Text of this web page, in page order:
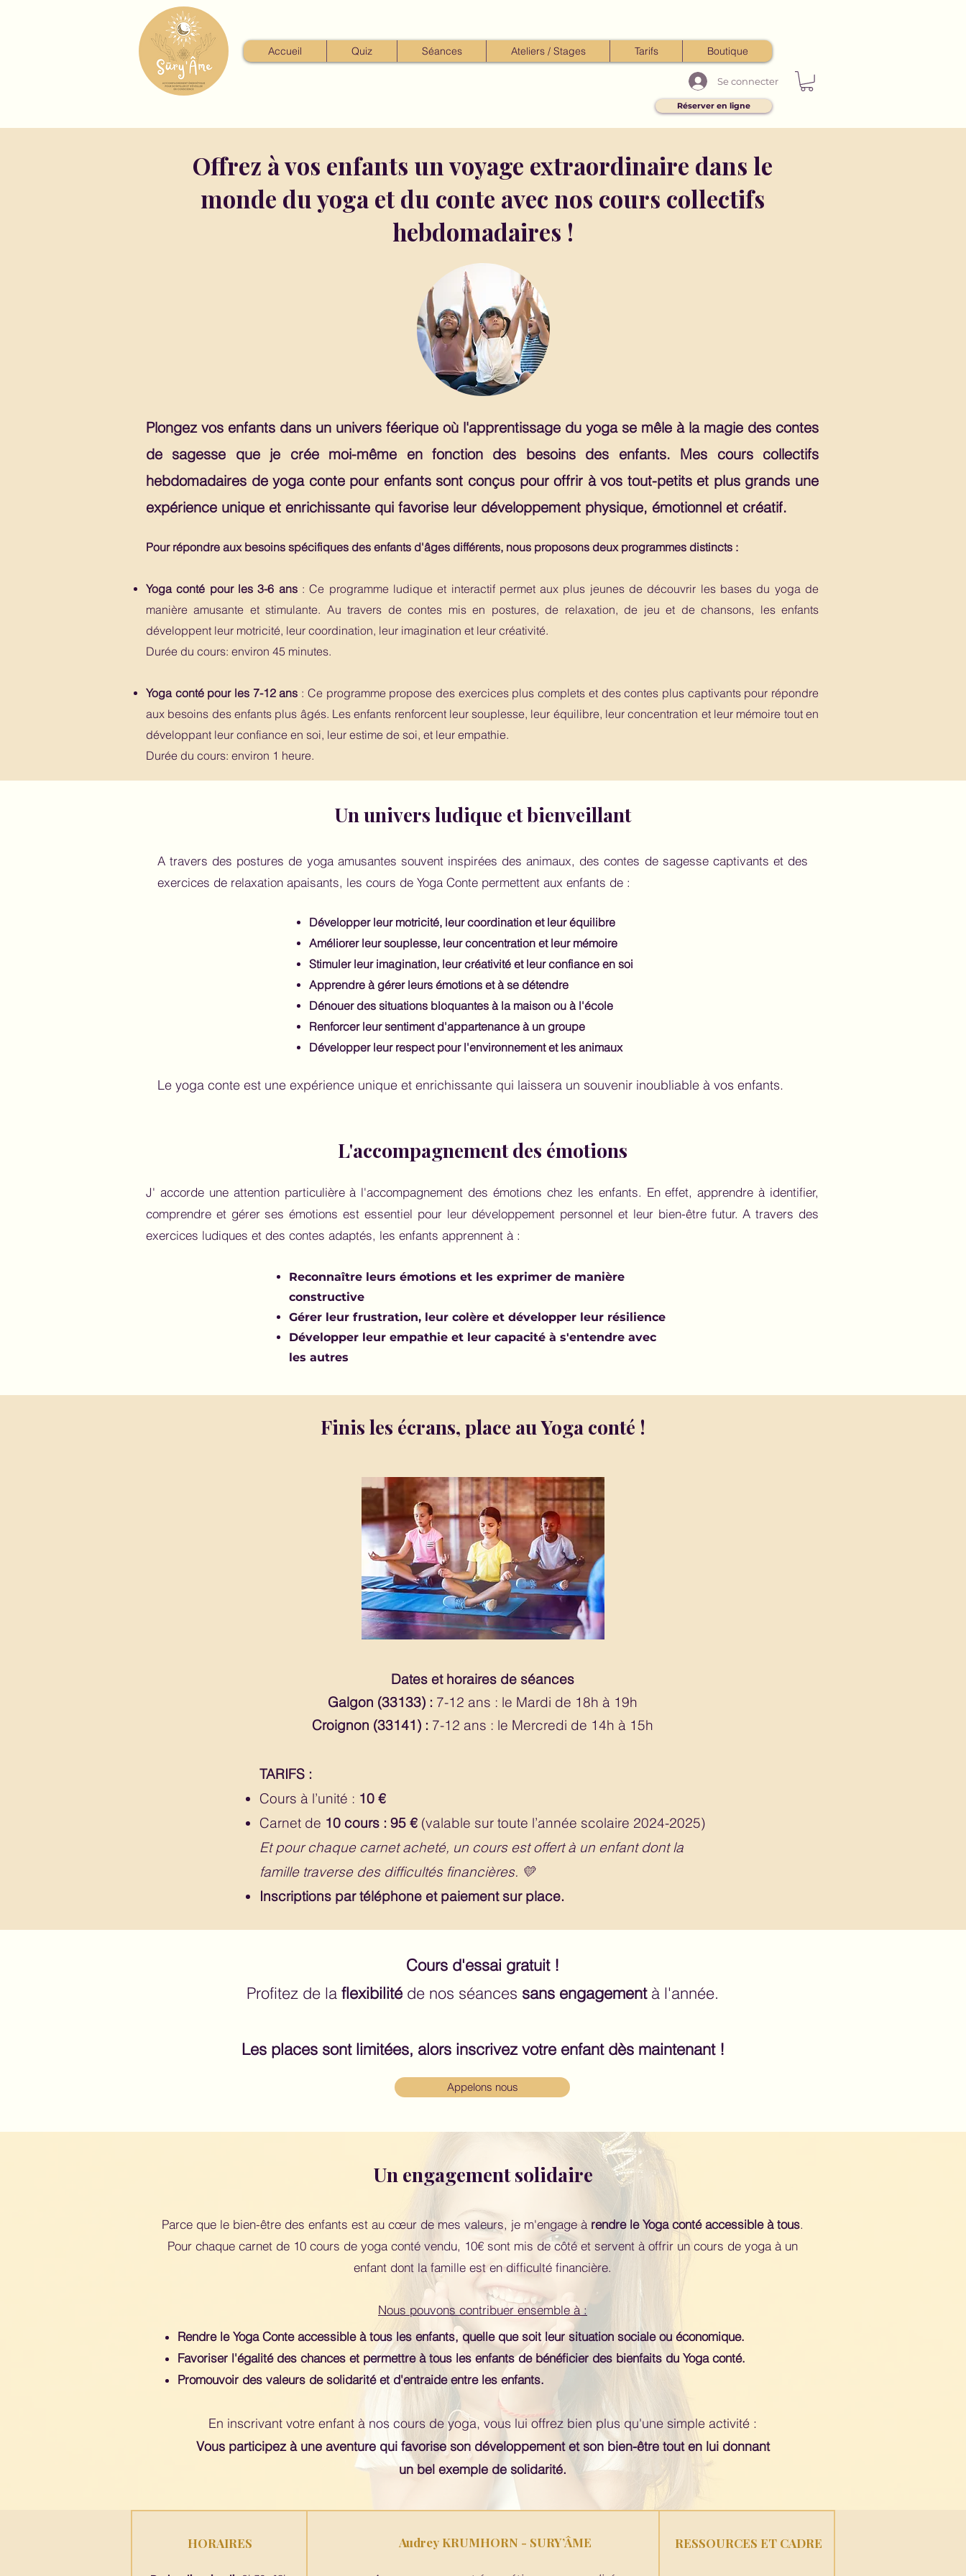
Accueil Quiz Séances Ateliers / Stages Tarifs Boutique
Se connecter
Réserver en ligne
Offrez à vos enfants un voyage extraordinaire dans le
monde du yoga et du conte avec nos cours collectifs
hebdomadaires !
Plongez vos enfants dans un univers féerique où l'apprentissage du yoga se mêle à la magie des contes
de sagesse que je crée moi-même en fonction des besoins des enfants. Mes cours collectifs
hebdomadaires de yoga conte pour enfants sont conçus pour offrir à vos tout-petits et plus grands une
expérience unique et enrichissante qui favorise leur développement physique, émotionnel et créatif.
Pour répondre aux besoins spécifiques des enfants d'âges différents, nous proposons deux programmes distincts :
Yoga conté pour les 3-6 ans : Ce programme ludique et interactif permet aux plus jeunes de découvrir les bases du yoga de
manière amusante et stimulante. Au travers de contes mis en postures, de relaxation, de jeu et de chansons, les enfants
développent leur motricité, leur coordination, leur imagination et leur créativité.
Durée du cours: environ 45 minutes.
Yoga conté pour les 7-12 ans : Ce programme propose des exercices plus complets et des contes plus captivants pour répondre
aux besoins des enfants plus âgés. Les enfants renforcent leur souplesse, leur équilibre, leur concentration et leur mémoire tout en
développant leur confiance en soi, leur estime de soi, et leur empathie.
Durée du cours: environ 1 heure.
Un univers ludique et bienveillant
A travers des postures de yoga amusantes souvent inspirées des animaux, des contes de sagesse captivants et des
exercices de relaxation apaisants, les cours de Yoga Conte permettent aux enfants de :
Développer leur motricité, leur coordination et leur équilibre
Améliorer leur souplesse, leur concentration et leur mémoire
Stimuler leur imagination, leur créativité et leur confiance en soi
Apprendre à gérer leurs émotions et à se détendre
Dénouer des situations bloquantes à la maison ou à l'école
Renforcer leur sentiment d'appartenance à un groupe
Développer leur respect pour l'environnement et les animaux
Le yoga conte est une expérience unique et enrichissante qui laissera un souvenir inoubliable à vos enfants.
L'accompagnement des émotions
J' accorde une attention particulière à l'accompagnement des émotions chez les enfants. En effet, apprendre à identifier,
comprendre et gérer ses émotions est essentiel pour leur développement personnel et leur bien-être futur. A travers des
exercices ludiques et des contes adaptés, les enfants apprennent à :
Reconnaître leurs émotions et les exprimer de manière
constructive
Gérer leur frustration, leur colère et développer leur résilience
Développer leur empathie et leur capacité à s'entendre avec
les autres
Finis les écrans, place au Yoga conté !
Dates et horaires de séances
Galgon (33133) : 7-12 ans : le Mardi de 18h à 19h
Croignon (33141) : 7-12 ans : le Mercredi de 14h à 15h
TARIFS :
Cours à l’unité : 10 €
Carnet de 10 cours : 95 € (valable sur toute l’année scolaire 2024-2025)
Et pour chaque carnet acheté, un cours est offert à un enfant dont la
famille traverse des difficultés financières. 💛
Inscriptions par téléphone et paiement sur place.
Cours d'essai gratuit !
Profitez de la flexibilité de nos séances sans engagementà l'année.
Les places sont limitées, alors inscrivez votre enfant dès maintenant !
Appelons nous
Un engagement solidaire
Parce que le bien-être des enfants est au cœur de mes valeurs, je m'engage à rendre le Yoga conté accessible à tous.
Pour chaque carnet de 10 cours de yoga conté vendu, 10€ sont mis de côté et servent à offrir un cours de yoga à un
enfant dont la famille est en difficulté financière.
Nous pouvons contribuer ensemble à :
Rendre le Yoga Conte accessible à tous les enfants, quelle que soit leur situation sociale ou économique.
Favoriser l'égalité des chances et permettre à tous les enfants de bénéficier des bienfaits du Yoga conté.
Promouvoir des valeurs de solidarité et d'entraide entre les enfants.
En inscrivant votre enfant à nos cours de yoga, vous lui offrez bien plus qu'une simple activité :
Vous participez à une aventure qui favorise son développement et son bien-être tout en lui donnant
un bel exemple de solidarité.
HORAIRES Audrey KRUMHORN - SURY’ÂME RESSOURCES ET CADRE